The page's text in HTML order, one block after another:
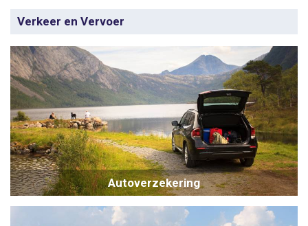
Verkeer en Vervoer
Autoverzekering